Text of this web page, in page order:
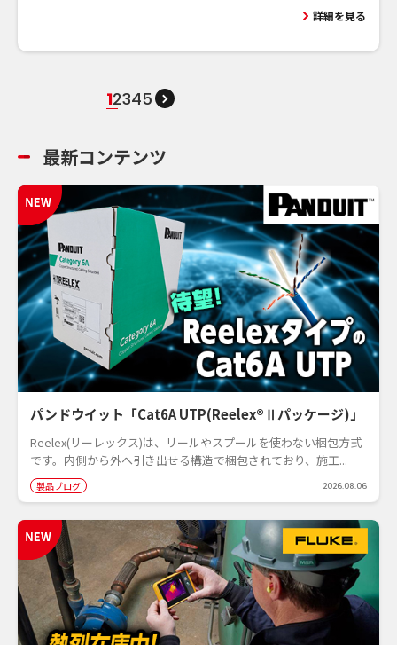
詳細を見る
12345
最新コンテンツ
パンドウイット「Cat6A UTP(Reelex®Ⅱパッケージ)」
Reelex(リーレックス)は、リールやスプールを使わない梱包方式
です。内側から外へ引き出せる構造で梱包されており、施工...
製品ブログ 2026.08.06